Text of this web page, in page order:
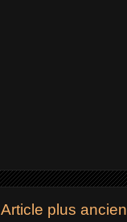
Article plus ancien